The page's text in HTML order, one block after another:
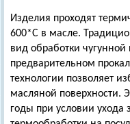
Изделия проходят
600*С в масле.
вид обработки
предварительном
технологии позволяет
масляной поверхности.
годы при условии ухода